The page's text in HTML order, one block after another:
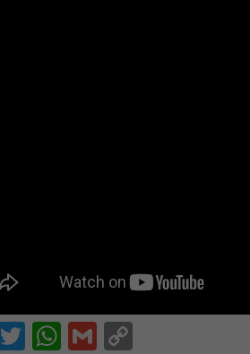
Facebook
Twitter
WhatsApp
Gmail